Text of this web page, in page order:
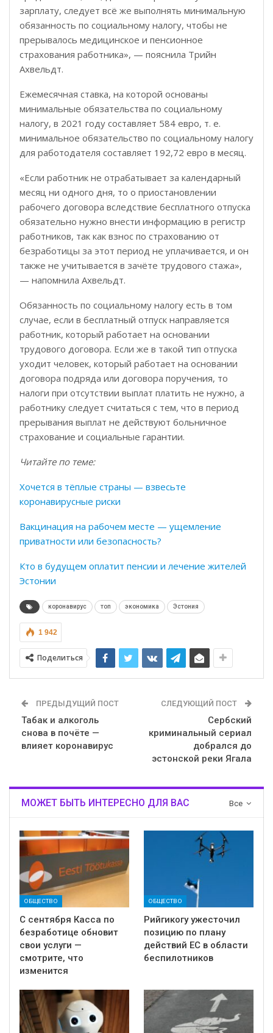
зарплату, следует всё же выполнять минимальную
обязанность по социальному налогу, чтобы не
прерывалось медицинское и пенсионное
страхования работника», — пояснила Трийн
Ахвельдт.
Ежемесячная ставка, на которой основаны
минимальные обязательства по социальному
налогу, в 2021 году составляет 584 евро, т. е.
минимальное обязательство по социальному налогу
для работодателя составляет 192,72 евро в месяц.
«Если работник не отрабатывает за календарный
месяц ни одного дня, то о приостановлении
рабочего договора вследствие бесплатного отпуска
обязательно нужно внести информацию в регистр
работников, так как взнос по страхованию от
безработицы за этот период не уплачивается, и он
также не учитывается в зачёте трудового стажа»,
— напомнила Ахвельдт.
Обязанность по социальному налогу есть в том
случае, если в бесплатный отпуск направляется
работник, который работает на основании
трудового договора. Если же в такой тип отпуска
уходит человек, который работает на основании
договора подряда или договора поручения, то
налоги при отсутствии выплат платить не нужно, а
работнику следует считаться с тем, что в период
прерывания выплат не действуют больничное
страхование и социальные гарантии.
Читайте по теме:
Хочется в тёплые страны — взвесьте
коронавирусные риски
Вакцинация на рабочем месте — ущемление
приватности или безопасность?
Кто в будущем оплатит пенсии и лечение жителей
Эстонии
коронавирус топ экономика Эстония
1 942
Поделиться
ПРЕДЫДУЩИЙ ПОСТ
Табак и алкоголь
снова в почёте —
влияет коронавирус
СЛЕДУЮЩИЙ ПОСТ
Сербский
криминальный сериал
добрался до
эстонской реки Ягала
Все
МОЖЕТ БЫТЬ ИНТЕРЕСНО ДЛЯ ВАС
ОБЩЕСТВО
С сентября Касса по
безработице обновит
свои услуги —
смотрите, что
изменится
ОБЩЕСТВО
Рийгикогу ужесточил
позицию по плану
действий ЕС в области
беспилотников